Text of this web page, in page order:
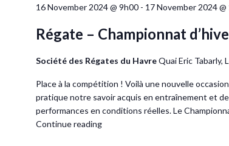
16 November 2024 @ 9h00- 17 November 2024
Régate – Championnat
Société des Régates du HavreQuai Eric Tabarly,
Place à la compétition ! Voilà une nouvelle
pratique notre savoir acquis en entraînement et
performances en conditions réelles. Le
Continue reading